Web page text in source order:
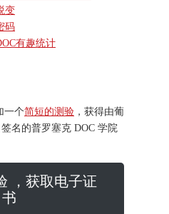
变
码
有趣统计
一个简短的测验 ，获得由葡
名的普罗塞克 DOC 学院
，获取电子证
书